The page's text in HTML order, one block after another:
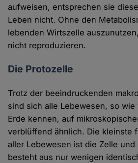
aufweisen, entsprechen sie
Leben nicht. Ohne den
lebenden Wirtszelle
nicht reproduzieren.
Die Protozelle
Trotz der beeindruckenden
sind sich alle Lebewesen, so
Erde kennen, auf
verblüffend ähnlich. Die kleinste
aller Lebewesen ist die Zelle und
besteht aus nur wenigen